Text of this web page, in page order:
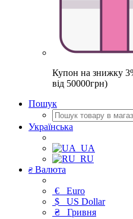
Купон на знижку
від 50000грн)
Пошук
Українська
UA
RU
₴ Валюта
€ Euro
$ US Dollar
₴ Гривня